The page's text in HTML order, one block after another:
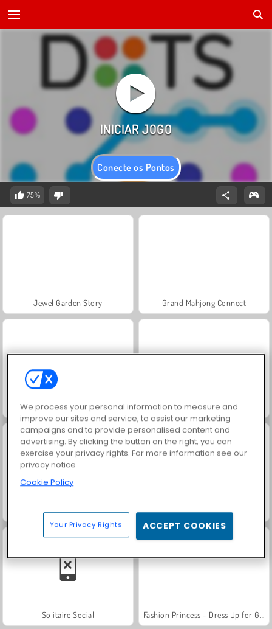
Conecte os Pontos
75%
Jewel Garden Story Grand Mahjong Connect
Juice Merge Trollface Quest: USA 2
Masha and the Bear: Meadows Scala 40
Solitaire Social
We process your personal information to measure and
improve our sites and service, to assist our marketing
campaigns and to provide personalised content and
advertising. By clicking the button on the right, you can
exercise your privacy rights. For more information see our
privacy notice
Cookie Policy
Your Privacy Rights ACCEPT COOKIES